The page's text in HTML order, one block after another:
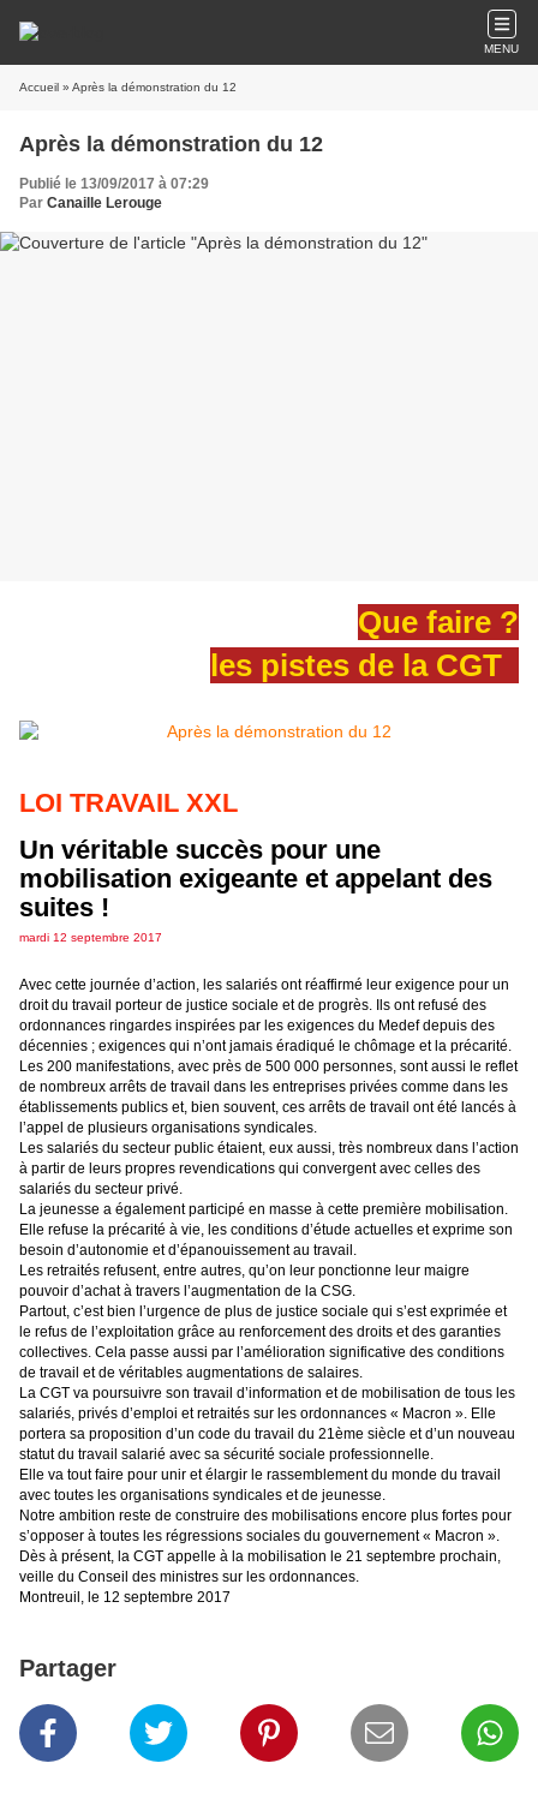
MENU
Accueil » Après la démonstration du 12
Après la démonstration du 12
Publié le 13/09/2017 à 07:29
Par Canaille Lerouge
Que faire ?
les pistes de la CGT
LOI TRAVAIL XXL
Un véritable succès pour une
mobilisation exigeante et appelant des
suites !
mardi 12 septembre 2017
Avec cette journée d’action, les salariés ont réaffirmé leur exigence pour un
droit du travail porteur de justice sociale et de progrès. Ils ont refusé des
ordonnances ringardes inspirées par les exigences du Medef depuis des
décennies ; exigences qui n’ont jamais éradiqué le chômage et la précarité.
Les 200 manifestations, avec près de 500 000 personnes, sont aussi le reflet
de nombreux arrêts de travail dans les entreprises privées comme dans les
établissements publics et, bien souvent, ces arrêts de travail ont été lancés à
l’appel de plusieurs organisations syndicales.
Les salariés du secteur public étaient, eux aussi, très nombreux dans l’action
à partir de leurs propres revendications qui convergent avec celles des
salariés du secteur privé.
La jeunesse a également participé en masse à cette première mobilisation.
Elle refuse la précarité à vie, les conditions d’étude actuelles et exprime son
besoin d’autonomie et d’épanouissement au travail.
Les retraités refusent, entre autres, qu’on leur ponctionne leur maigre
pouvoir d’achat à travers l’augmentation de la CSG.
Partout, c’est bien l’urgence de plus de justice sociale qui s’est exprimée et
le refus de l’exploitation grâce au renforcement des droits et des garanties
collectives. Cela passe aussi par l’amélioration significative des conditions
de travail et de véritables augmentations de salaires.
La CGT va poursuivre son travail d’information et de mobilisation de tous les
salariés, privés d’emploi et retraités sur les ordonnances « Macron ». Elle
portera sa proposition d’un code du travail du 21ème siècle et d’un nouveau
statut du travail salarié avec sa sécurité sociale professionnelle.
Elle va tout faire pour unir et élargir le rassemblement du monde du travail
avec toutes les organisations syndicales et de jeunesse.
Notre ambition reste de construire des mobilisations encore plus fortes pour
s’opposer à toutes les régressions sociales du gouvernement « Macron ».
Dès à présent, la CGT appelle à la mobilisation le 21 septembre prochain,
veille du Conseil des ministres sur les ordonnances.
Montreuil, le 12 septembre 2017
Partager